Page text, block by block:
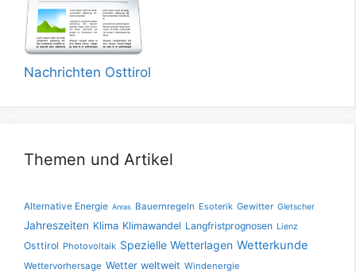
Nachrichten Osttirol
Themen und Artikel
Alternative Energie Anras Bauernregeln Esoterik Gewitter Gletscher
Jahreszeiten Klima Klimawandel Langfristprognosen Lienz
Osttirol Photovoltaik Spezielle Wetterlagen Wetterkunde
Wettervorhersage Wetter weltweit Windenergie